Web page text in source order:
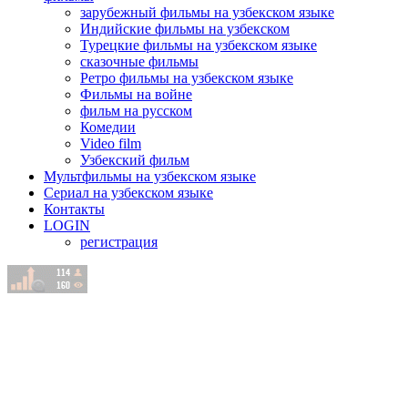
зарубежный фильмы на узбекском языке
Индийские фильмы на узбекском
Турецкие фильмы на узбекском языке
сказочные фильмы
Ретро фильмы на узбекском языке
Фильмы на войне
фильм на русском
Комедии
Video film
Узбекский фильм
Мультфильмы на узбекском языке
Сериал на узбекском языке
Контакты
LOGIN
регистрация